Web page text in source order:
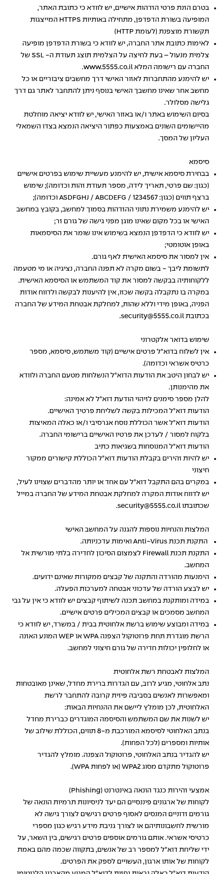
בטרם הזנת פרטי הזדהות אישיים, יש לוודא כי כתובת האתר,
המופיעה בשורת הדפדפן, מתחילה באותיות HTTPS המייצגות
תקשורת מוצפנת (לעומת HTTP)
לאימות כתובת אתר החברה, יש לוודא כי בשורת הדפדפן מופיעה
צלמית מנעול – בעת לחיצה על הצלמית תוצג תעודת ה- SSL של
החברה עם רישומה המלא www.5555.co.il.
יש להימנע מהתחברות לאזור האישי דרך מחשבים ציבוריים או כל
מחשב אחר שאינו מחשבך האישי בנוסף ניתן להתחבר לאתר גם דרך
גלישה מסלולר.
בסיום השימוש באתר ו/או באזור האישי, יש לוודא יציאה מוחלטת
מהיישומים השונים באמצעות כפתור היציאה הנמצא בצדו השמאלי
העליון של המסך.
סיסמא
בבחירת סיסמא אישית, יש להימנע מעשיית שימוש בפרטים אישיים
(כגון: שם פרטי, תאריך לידה, מספר תעודת זהות וכדומה); שימוש
ברצף תווים (כגון: 1234567 / ASDFGHJ / ABCDEFG וכדומה);
יש להימנע משמירת נתוני ההזדהות בסמוך למחשב, בקובץ במחשב
האישי או בכל מקום שאינו מוגן מפני גישה של גורם זר;
יש לוודא כי הדפדפן הנמצא בשימוש אינו שומר את הסיסמאות
באופן אוטומטי;
אין למסור את סיסמא האישית לאף גורם.
לתשומת ליבך - בשום מקרה לא תפנה החברה, נציגיה או מי מטעמה
ללקוחותיה בבקשה למסור את קוד המשתמש או הסיסמא האישית.
במקרה בו נתקבלה בקשה שכזו, אין להיענות לבקשה ולדווח אודות
הפניה, באופן מידי וללא שהות, למחלקת אבטחת המידע של החברה
בכתובת security@5555.co.il.
שימוש בדואר אלקטרוני
אין לשלוח בדוא"ל פרטים אישיים (קוד משתמש, סיסמא, מספר
כרטיס אשראי וכדומה).
יש לבחון היטב את הודעות הדוא"ל הנשלחות מטעם החברה ולוודא
את מהימנותן.
להלן מספר סימנים לזיהוי הודעת דוא"ל לא אמינה:
הודעות דוא"ל המכילות בקשה לשליחת פרטיך האישיים.
הודעות דוא"ל אשר הכוללת נוסח אגרסיבי ו/או כאלה המאיצות
בלקוח למסור / לעדכן את פרטיו האישיים ברישומי החברה.
הודעות דוא"ל המנוסחות בשגיאות כתיב
יש להיות זהירים בקבלת הודעות דוא"ל הכוללת קישורים ממקור
חיצוני
במקרים בהם התקבל דוא"ל עם אחד או יותר מהדברים שצוינו לעיל,
יש לדווח אודות המקרה למחלקת אבטחת המידע של החברה במייל
שכתובתו security@5555.co.il.
המלצות והנחיות נוספות להגנה על המחשב האישי
התקנת תכנת Anti-Virus ואימות עדכניותה.
התקנת תכנת Firewall לצמצום הסיכון לחדירה בלתי מורשית אל
המחשב.
הימנעות מהורדה והתקנה של קבצים ממקורות שאינם ידועים.
יש לבצע הורדה של עדכוני אבטחה למערכות הפעלה.
במידה ומותקנת במחשב תכנה לשיתוף קבצים יש לוודא כי אין על גבי
המחשב מסמכים או קבצים המכילים פרטים אישיים.
במידה ומבוצע שימוש ברשת אלחוטית בבית / במשרד, יש לוודא כי
הרשת מוגדרת תחת פרוטוקול הצפנה WPA או WEP המונע האזנה
או לחלופין יכולות חדירה של גורם חיצוני למחשב.
המלצות לאבטחת רשת אלחוטית
נתב אלחוטי, מגיע לרוב, עם הגדרות ברירת מחדל, שאינן מאובטחות
ומאפשרות לאנשים בסביבה פיזית קרובה להתחבר לרשת
האלחוטית, לכן מומלץ ליישם את ההנחיות הבאות:
יש לשנות את שם המשתמש והסיסמה המוגדרים כברירת מחדל
בנתב האלחוטי לסיסמא המורכבת מ-8 תווים, הכוללת שילוב של
אותיות ומספרים (לכל הפחות).
יש להגדיר בנתב האלחוטי, פרוטוקול הצפנה. מומלץ להגדיר
פרוטוקול מתקדם מסוג WPA2 (או לפחות WPA).
אמצעי זהירות כנגד הונאה באינטרנט (Phishing)
לקוחות של ארגונים פיננסיים הם יעד לניסיונות תרמיות הונאה של
גורמים זדוניים המנסים לאסוף פרטים רגישים לצורך גישה לא
מורשית לחשבונותיהם או לצורך גניבת מידע רגיש כגון מספרי
כרטיסי אשראי. אותם גורמים אוספים פרטים רגישים, בין השאר, על
ידי שליחת דוא"ל למספר רב של אנשים, בתקווה שכמה מהם באמת
לקוחות של אותו ארגון, העשויים לספק את הפרטים.